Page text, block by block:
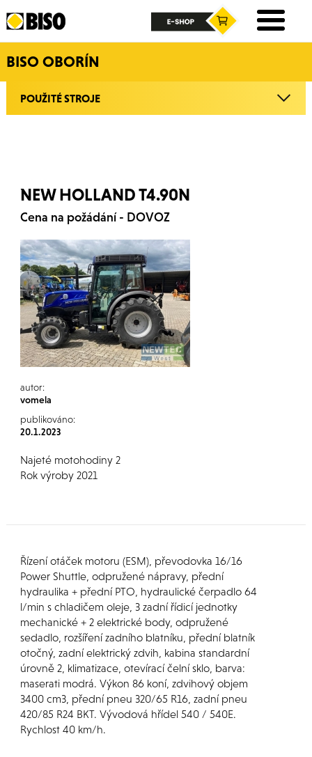
BISO OBORÍN
POUŽITÉ STROJE
NEW HOLLAND T4.90N
Cena na požádání - DOVOZ
autor:
vomela
publikováno:
20.1.2023
Najeté motohodiny 2
Rok výroby 2021
Řízení otáček motoru (ESM), převodovka 16/16
Power Shuttle, odpružené nápravy, přední
hydraulika + přední PTO, hydraulické čerpadlo 64
l/min s chladičem oleje, 3 zadní řídicí jednotky
mechanické + 2 elektrické body, odpružené
sedadlo, rozšíření zadního blatníku, přední blatník
otočný, zadní elektrický zdvih, kabina standardní
úrovně 2, klimatizace, otevírací čelní sklo, barva:
maserati modrá. Výkon 86 koní, zdvihový objem
3400 cm3, přední pneu 320/65 R16, zadní pneu
420/85 R24 BKT. Vývodová hřídel 540 / 540E.
Rychlost 40 km/h.